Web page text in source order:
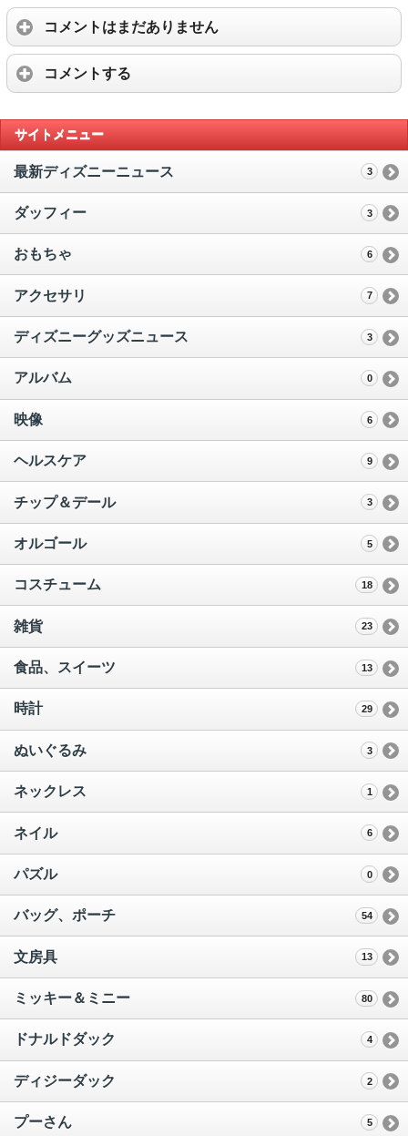
コメントはまだありません
コメントする
サイトメニュー
最新ディズニーニュース 3
ダッフィー 3
おもちゃ 6
アクセサリ 7
ディズニーグッズニュース 3
アルバム 0
映像 6
ヘルスケア 9
チップ＆デール 3
オルゴール 5
コスチューム 18
雑貨 23
食品、スイーツ 13
時計 29
ぬいぐるみ 3
ネックレス 1
ネイル 6
パズル 0
バッグ、ポーチ 54
文房具 13
ミッキー＆ミニー 80
ドナルドダック 4
ディジーダック 2
プーさん 5